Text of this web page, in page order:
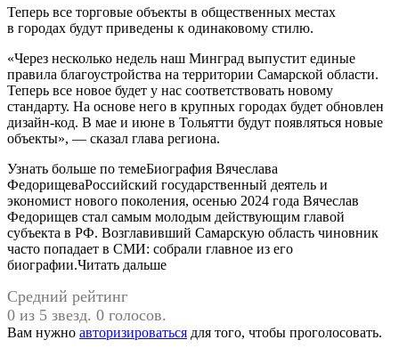
Теперь все торговые объекты в общественных местах
в городах будут приведены к одинаковому стилю.
«Через несколько недель наш Минград выпустит единые
правила благоустройства на территории Самарской области.
Теперь все новое будет у нас соответствовать новому
стандарту. На основе него в крупных городах будет обновлен
дизайн-код. В мае и июне в Тольятти будут появляться новые
объекты», — сказал глава региона.
Узнать больше по темеБиография Вячеслава
ФедорищеваРоссийский государственный деятель и
экономист нового поколения, осенью 2024 года Вячеслав
Федорищев стал самым молодым действующим главой
субъекта в РФ. Возглавивший Самарскую область чиновник
часто попадает в СМИ: собрали главное из его
биографии.Читать дальше
Средний рейтинг
0 из 5 звезд. 0 голосов.
Вам нужно авторизироваться для того, чтобы проголосовать.